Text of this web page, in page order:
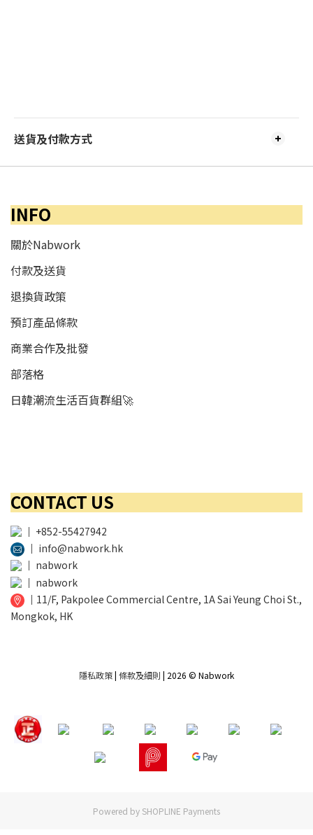
送貨及付款方式
INFO
關於Nabwork
付款及送貨
退換貨政策
預訂產品條款
商業合作及批發
部落格
日韓潮流生活百貨群組🚀
CONTACT US
│ +852-55427942
│ info@nabwork.hk
│ nabwork
│ nabwork
│ 11/F, Pakpolee Commercial Centre, 1A Sai Yeung Choi St.,
Mongkok, HK
隱私政策| 條款及細則 | 2026 © Nabwork
Powered by SHOPLINE Payments